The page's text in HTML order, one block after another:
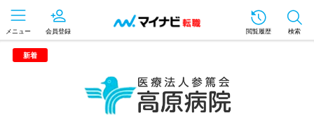
メニュー 会員登録 閲覧履歴 検索
新着